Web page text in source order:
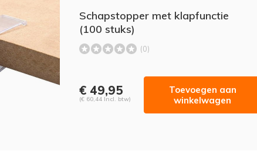
Schapstopper met klapfunctie
(100 stuks)
(0)
€ 49,95
(€ 60,44 Incl. btw)
Toevoegen aan
winkelwagen